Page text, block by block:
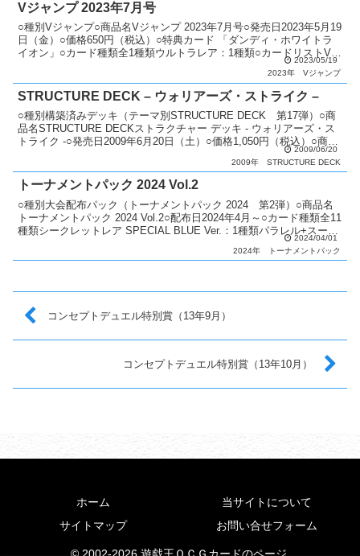
Vジャンプ 2023年7月号
○種別Vジャンプ○商品名Vジャンプ 2023年7月号○発売日2023年5月19
日（金）○価格650円（税込）○特典カード 「ダンディ・ホワイトラ
イオン」○カード種類全1種類ウルトラレア：1種類○カードリストVジ
2023/05/19
2023年
Vジャンプ
STRUCTURE DECK – ウォリアーズ・ストライク –
○種別構築済みデッキ（テーマ別STRUCTURE DECK 第17弾）○商
品名STRUCTURE DECKストラクチャー デッキ - ウォリアーズ・ス
トライク -○発売日2009年6月20日（土）○価格1,050円（税込）○商品
2009/06/20
2009年
STRUCTURE DECK
トーナメントパック 2024 Vol.2
○種別大会配布パック（トーナメントパック 2024 第2弾）○商品名
トーナメントパック 2024 Vol.2○配布日2024年4月～○カード種類全11
種類シークレットレア SPECIAL BLUE Ver.：1種類パラレル+スーパ
2024/04/01
2024年
トーナメントパック
コンセプトデュエル特別賞（13年9月）
コンセプトデュエル特別賞（13年10月）
ホーム
当サイトについて
サイトマップ
お問い合せフォーム
© 2002-2026 遊戯王ＯＣＧカードのページ.